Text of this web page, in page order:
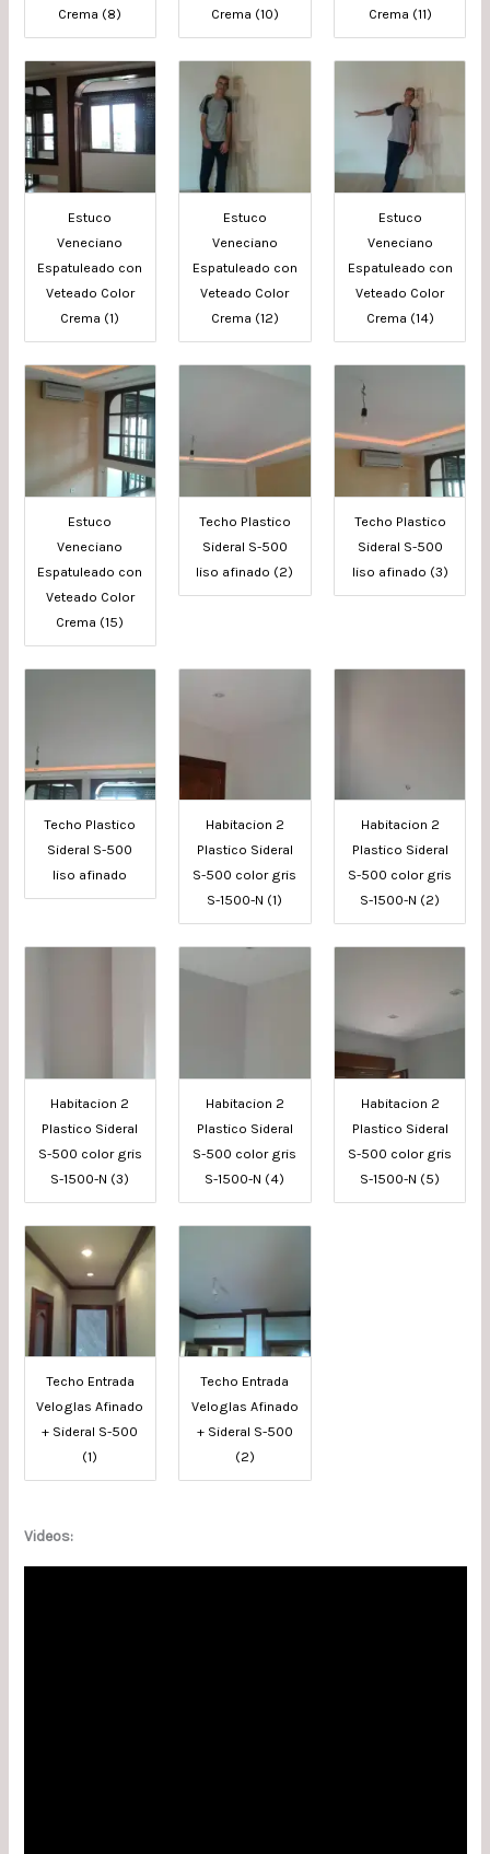
Crema (8)
Crema (10)
Crema (11)
Estuco
Veneciano
Espatuleado con
Veteado Color
Crema (1)
Estuco
Veneciano
Espatuleado con
Veteado Color
Crema (12)
Estuco
Veneciano
Espatuleado con
Veteado Color
Crema (14)
Estuco
Veneciano
Espatuleado con
Veteado Color
Crema (15)
Techo Plastico
Sideral S-500
liso afinado (2)
Techo Plastico
Sideral S-500
liso afinado (3)
Techo Plastico
Sideral S-500
liso afinado
Habitacion 2
Plastico Sideral
S-500 color gris
S-1500-N (1)
Habitacion 2
Plastico Sideral
S-500 color gris
S-1500-N (2)
Habitacion 2
Plastico Sideral
S-500 color gris
S-1500-N (3)
Habitacion 2
Plastico Sideral
S-500 color gris
S-1500-N (4)
Habitacion 2
Plastico Sideral
S-500 color gris
S-1500-N (5)
Techo Entrada
Veloglas Afinado
+ Sideral S-500
(1)
Techo Entrada
Veloglas Afinado
+ Sideral S-500
(2)
Videos: